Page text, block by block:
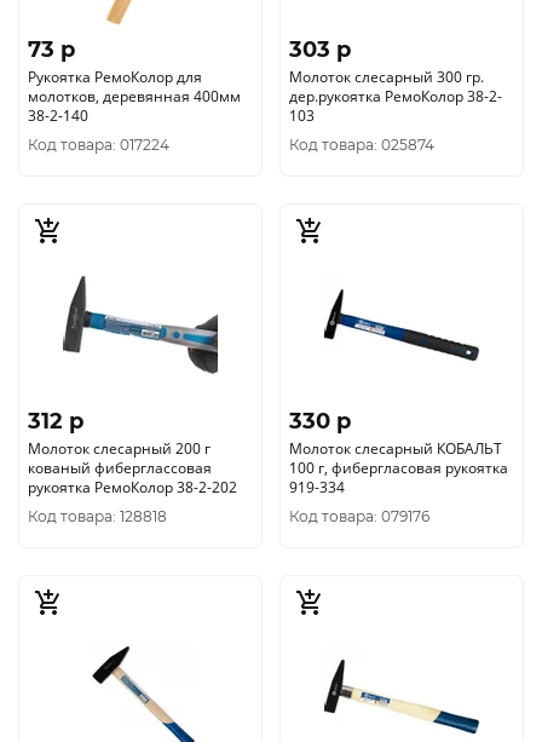
73 p
Рукоятка РемоКолор для
молотков, деревянная 400мм
38-2-140
Код товара: 017224
303 p
Молоток слесарный 300 гр.
дер.рукоятка РемоКолор 38-2-
103
Код товара: 025874
312 p
Молоток слесарный 200 г
кованый фиберглассовая
рукоятка РемоКолор 38-2-202
Код товара: 128818
330 p
Молоток слесарный КОБАЛЬТ
100 г, фибергласовая рукоятка
919-334
Код товара: 079176